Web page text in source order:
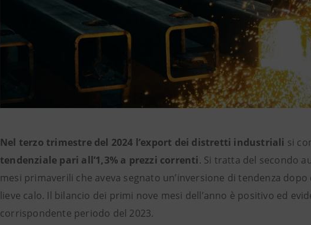
Nel terzo trimestre del 2024 l’export dei distretti industriali si
tendenziale pari all’1,3% a prezzi correnti. Si tratta del secondo
mesi primaverili che aveva segnato un’inversione di tendenza
lieve calo. Il bilancio dei primi nove mesi dell’anno è positivo ed
corrispondente periodo del 2023.